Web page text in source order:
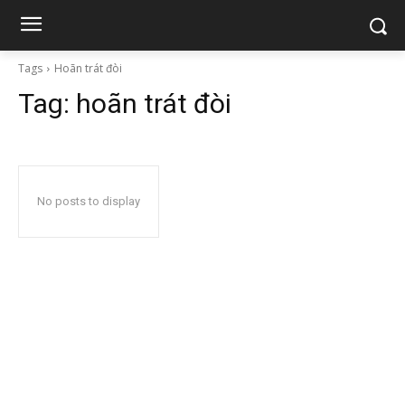
Tags Hoãn trát đòi
Tag: hoãn trát đòi
No posts to display